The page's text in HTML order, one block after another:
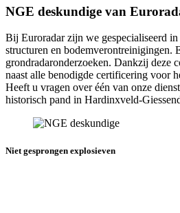
NGE deskundige van
Bij Euroradar zijn we gespecialiseerd
structuren en bodemverontreinigingen.
grondradaronderzoeken. Dankzij deze
naast alle benodigde certificering voor
Heeft u vragen over één van onze
historisch pand in Hardinxveld-
Niet gesprongen explosieven